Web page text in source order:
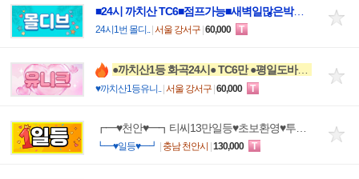
■24시 까치산 TC6■점프가능■새벽일많은박스■청바지가능■
24시1번 몰디..| 서울 강서구 60,000 T
●까치산1등 화곡24시● TC6만 ●평일도바빠요●
♥까치산1등유니.. |서울 강서구 |60,000 T
┗━♥일등♥━┛ 충남 천안시 130,000 T